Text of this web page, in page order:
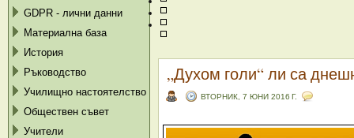
GDPR - лични данни
Материална база
История
Ръководство
Училищно настоятелство
Обществен съвет
Учители
„Духом голи“ ли са
ВТОРНИК, 7 ЮНИ 2016 Г.